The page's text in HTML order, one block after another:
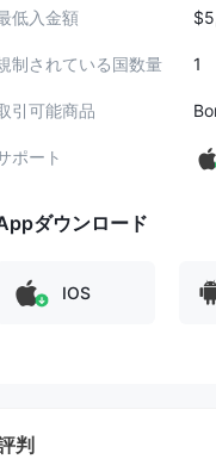
低入金額
制されている国数量 1
引可能商品
ポート
ダウンロード
IOS
判